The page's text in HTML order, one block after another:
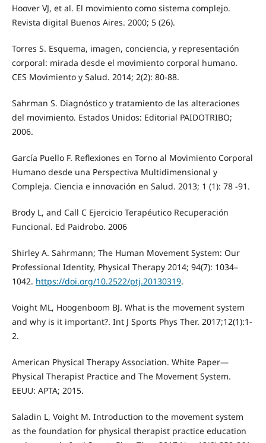
Hoover VJ, et al. El movimiento como sistema complejo.
Revista digital Buenos Aires. 2000; 5 (26).
Torres S. Esquema, imagen, conciencia, y representación
corporal: mirada desde el movimiento corporal humano.
CES Movimiento y Salud. 2014; 2(2): 80-88.
Sahrman S. Diagnóstico y tratamiento de las alteraciones
del movimiento. Estados Unidos: Editorial PAIDOTRIBO;
2006.
García Puello F. Reflexiones en Torno al Movimiento Corporal
Humano desde una Perspectiva Multidimensional y
Compleja. Ciencia e innovación en Salud. 2013; 1 (1): 78 -91.
Brody L, and Call C Ejercicio Terapéutico Recuperación
Funcional. Ed Paidrobo. 2006
Shirley A. Sahrmann; The Human Movement System: Our
Professional Identity, Physical Therapy 2014; 94(7): 1034–
1042. https://doi.org/10.2522/ptj.20130319.
Voight ML, Hoogenboom BJ. What is the movement system
and why is it important?. Int J Sports Phys Ther. 2017;12(1):1-
2.
American Physical Therapy Association. White Paper—
Physical Therapist Practice and The Movement System.
EEUU: APTA; 2015.
Saladin L, Voight M. Introduction to the movement system
as the foundation for physical therapist practice education